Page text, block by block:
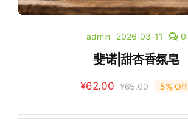
admin 2026-03-11 0
斐诺|甜杏香氛皂
¥65.00
¥62.00 5% Off